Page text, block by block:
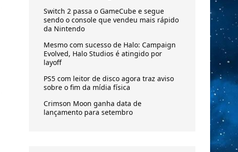
Switch 2 passa o GameCube e segue
sendo o console que vendeu mais rápido
da Nintendo
Mesmo com sucesso de Halo: Campaign
Evolved, Halo Studios é atingido por
layoff
PS5 com leitor de disco agora traz aviso
sobre o fim da mídia física
Crimson Moon ganha data de
lançamento para setembro